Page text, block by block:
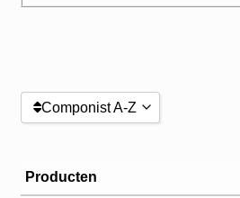
Componist A-Z
Componist Z-A
Producten